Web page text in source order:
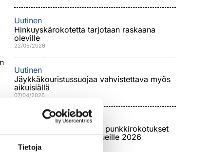
Tietoja
Uutinen
Hinkuyskärokotetta tarjotaan raskaana
oleville
22/05/2026
Uutinen
Jäykkäkouristussuojaa vahvistettava myös
aikuisiällä
07/04/2026
Puutiaisaivotulehdus- eli punkkirokotukset
laajenevat uusille riskialueille 2026
12/02/2026